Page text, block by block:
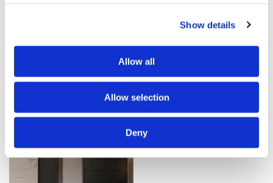
Show details
Allow all
Allow selection
Deny
1 annonces trouvées
Offre
Chambre à louer